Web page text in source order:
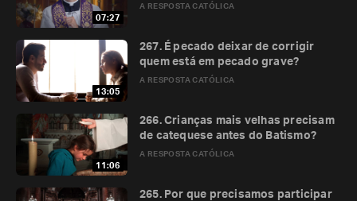
07:27
A RESPOSTA CATÓLICA
13:05
A RESPOSTA CATÓLICA
267. É pecado deixar de corrigir
quem está em pecado grave?
11:06
A RESPOSTA CATÓLICA
266. Crianças mais velhas precisam
de catequese antes do Batismo?
265. Por que precisamos participar